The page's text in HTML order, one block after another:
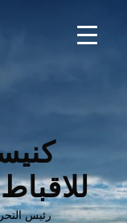
رئيس